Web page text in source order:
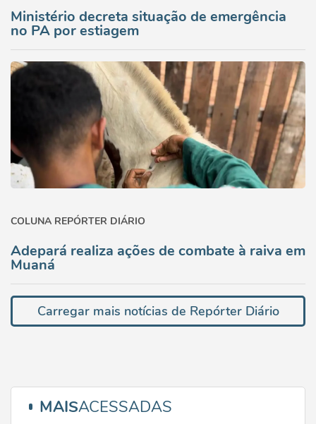
Ministério decreta situação de emergência
no PA por estiagem
COLUNA REPÓRTER DIÁRIO
Adepará realiza ações de combate à raiva em
Muaná
Carregar mais notícias de Repórter Diário
MAISACESSADAS